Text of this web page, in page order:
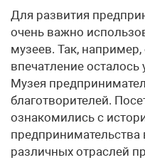
Для развития
очень важно
музеев. Так,
впечатление
Музея
благотворителей.
ознакомились с
предпринимательства
различных отраслей